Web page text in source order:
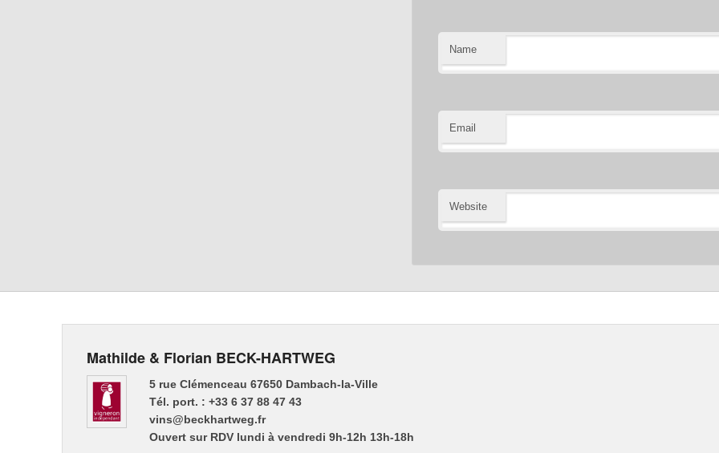
Name
Email
Website
Mathilde & Florian BECK-HARTWEG
5 rue Clémenceau 67650 Dambach-la-Ville
Tél. port. : +33 6 37 88 47 43
vins@beckhartweg.fr
Ouvert sur RDV lundi à vendredi 9h-12h 13h-18h